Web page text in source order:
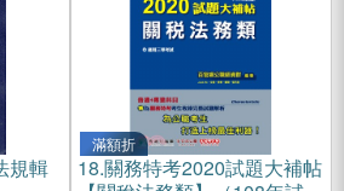
規輯
滿額折
18.關務特考2020試題大補帖